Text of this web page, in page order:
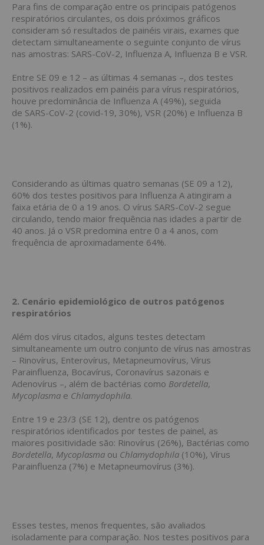
Para fins de comparação entre os principais patógenos
respiratórios circulantes, os dois próximos gráficos
consideram só resultados de painéis virais, exames que
detectam simultaneamente o seguinte conjunto de vírus
nas amostras: SARS-CoV-2, Influenza A, Influenza B e VSR.
Entre SE 09 e 12 – as últimas 4 semanas –, dos testes
positivos realizados em painéis para vírus respiratórios,
houve predominância de Influenza A (49%), seguida
de SARS-CoV-2 (covid-19, 30%), VSR (20%) e Influenza B
(1%).
Considerando as últimas quatro semanas (SE 09 a 12),
60% dos testes positivos para Influenza A atingiram a
faixa etária de 0 a 19 anos. O vírus SARS-CoV-2 segue
circulando, tendo maior frequência nas idades a partir de
40 anos. Já o VSR predomina entre 0 a 4 anos, com
frequência de aproximadamente 64%.
2. Cenário epidemiológico de outros patógenos
respiratórios
Além dos vírus citados, alguns testes detectam
simultaneamente um outro conjunto de vírus nas amostras
– Rinovírus, Enterovírus, Metapneumovírus, Vírus
Parainfluenza, Bocavírus, Coronavírus sazonais e
Adenovírus –, além de bactérias como Bordetella,
Mycoplasma e Chlamydophila.
Entre 19 e 23/3 (SE 12), dentre os patógenos
respiratórios identificados por testes de painel, as
maiores positividade são: Rinovírus (26%), Bactérias como
Bordetella, Mycoplasma ou Chlamydophila (10%), Vírus
Parainfluenza (7%) e Metapneumovírus (3%).
Esses testes, menos frequentes, são avaliados
isoladamente para comparação. Nos testes positivos para